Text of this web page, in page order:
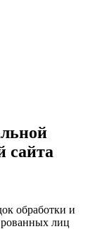
сайта
обработки и
лиц